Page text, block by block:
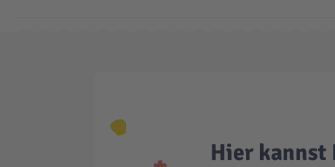
Hier kannst